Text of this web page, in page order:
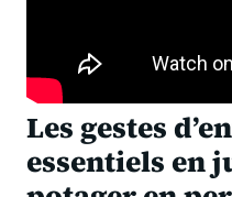
Les gestes
essentiels en